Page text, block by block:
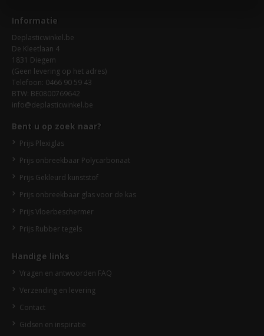
Informatie
Deplasticwinkel.be
De Kleetlaan 4
1831 Diegem
(Geen levering op het adres)
Telefoon: 0466 90 59 43
BTW: BE0800769642
info@deplasticwinkel.be
Bent u op zoek naar?
Prijs Plexiglas
Prijs onbreekbaar Polycarbonaat
Prijs Gekleurd kunststof
Prijs onbreekbaar glas voor de kas
Prijs Vloerbeschermer
Prijs Rubber tegels
Handige links
Vragen en antwoorden FAQ
Verzending en levering
Contact
Gidsen en inspiratie